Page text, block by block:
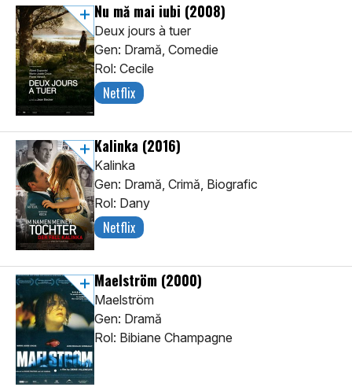
Nu mă mai iubi (2008)
Deux jours à tuer
Gen: Dramă, Comedie
Rol: Cecile
Netflix
Kalinka (2016)
Kalinka
Gen: Dramă, Crimă, Biografic
Rol: Dany
Netflix
Maelström (2000)
Maelström
Gen: Dramă
Rol: Bibiane Champagne